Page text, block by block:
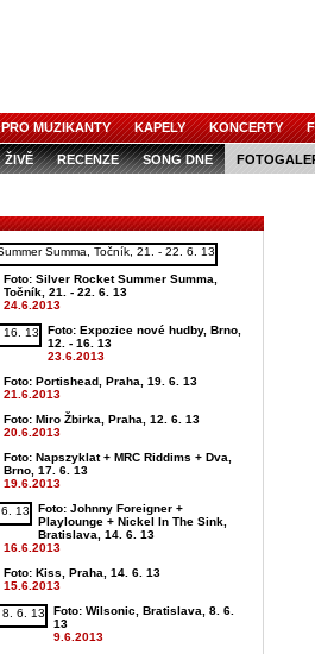
PRO MUZIKANTY KAPELY KONCERTY
ŽIVĚ RECENZE SONG DNE
Foto: Silver Rocket Summer Summa,
Točník, 21. - 22. 6. 13
24.6.2013
Foto: Expozice nové hudby, Brno,
12. - 16. 13
23.6.2013
Foto: Portishead, Praha, 19. 6. 13
21.6.2013
Foto: Miro Žbirka, Praha, 12. 6. 13
20.6.2013
Foto: Napszyklat + MRC Riddims + Dva,
Brno, 17. 6. 13
19.6.2013
Foto: Johnny Foreigner +
Playlounge + Nickel In The Sink,
Bratislava, 14. 6. 13
16.6.2013
Foto: Kiss, Praha, 14. 6. 13
15.6.2013
Foto: Wilsonic, Bratislava, 8. 6.
13
9.6.2013